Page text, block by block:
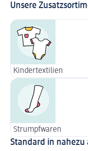
Unsere
Kindertextilien
Strumpfwaren
Standard in